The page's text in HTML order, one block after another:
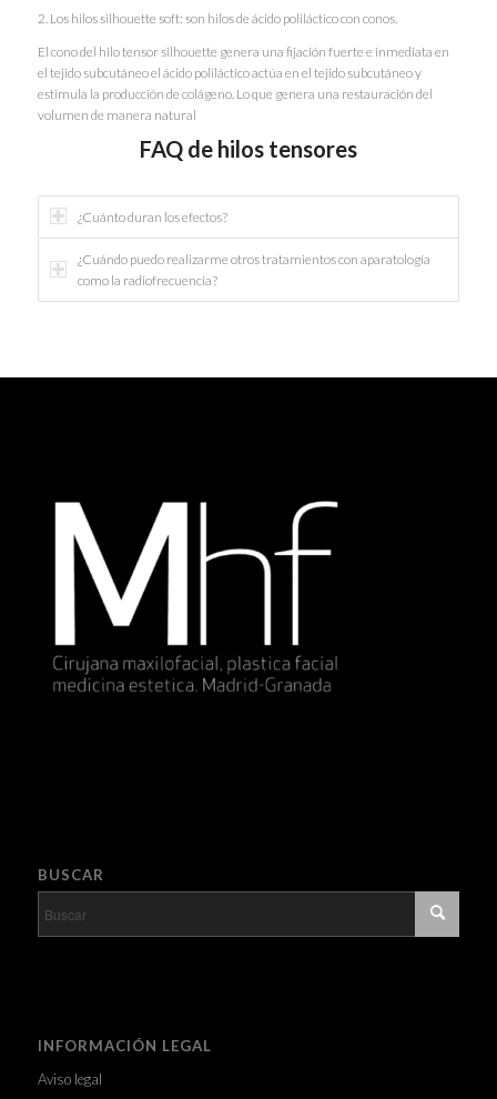
2. Los hilos silhouette soft: son hilos de ácido poliláctico con conos.
El cono del hilo tensor silhouette genera una fijación fuerte e inmediata en
el tejido subcutáneo el ácido poliláctico actúa en el tejido subcutáneo y
estimula la producción de colágeno. Lo que genera una restauración del
volumen de manera natural
FAQ de hilos tensores
¿Cuánto duran los efectos?
¿Cuándo puedo realizarme otros tratamientos con aparatología
como la radiofrecuencia?
BUSCAR
INFORMACIÓN LEGAL
Aviso legal